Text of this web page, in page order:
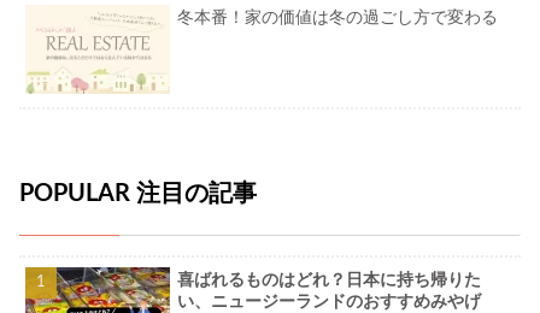
冬本番！家の価値は冬の過ごし方で変わる
POPULAR 注目の記事
喜ばれるものはどれ？日本に持ち帰りた
い、ニュージーランドのおすすめみやげ